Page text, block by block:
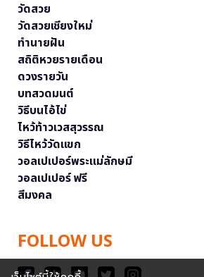
วัดสวย
วัดสวยเชียงใหม่
ทำนายฝัน
สถิติหวยรายเดือน
ดวงรายวัน
บทสวดมนต์
วิธีบนไอ้ไข่
ไหว้ท้าวเวสสุวรรณ
วิธีไหว้วัดแขก
วอลเปเปอร์พระแม่ลักษมี
วอลเปเปอร์ ฟรี
สีมงคล
FOLLOW US